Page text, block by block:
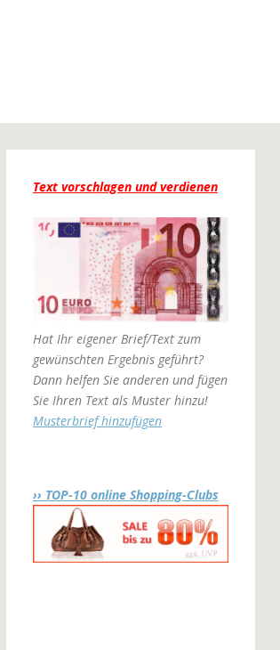
Text vorschlagen und verdienen
Hat Ihr eigener Brief/Text zum
gewünschten Ergebnis geführt?
Dann helfen Sie anderen und fügen
Sie Ihren Text als Muster hinzu!
Musterbrief hinzufügen
›› TOP-10 online Shopping-Clubs